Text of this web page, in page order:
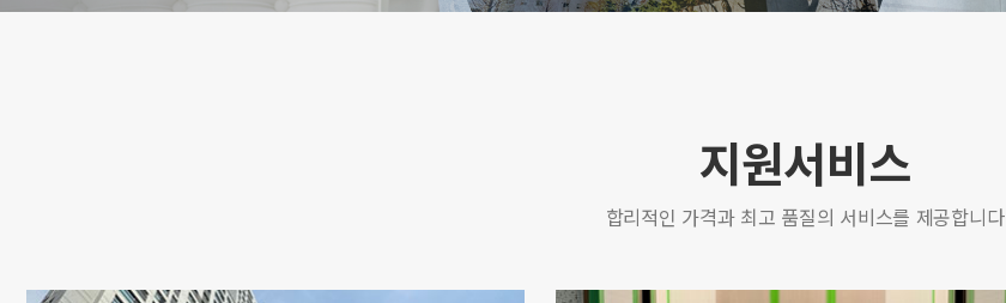
지원서비스
합리적인 가격과 최고 품질의 서비스를 제공합니다